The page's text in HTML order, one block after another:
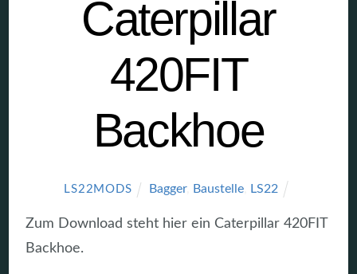
Caterpillar
420FIT
Backhoe
LS22MODS Bagger, Baustelle, LS22
Zum Download steht hier ein Caterpillar 420FIT
Backhoe.